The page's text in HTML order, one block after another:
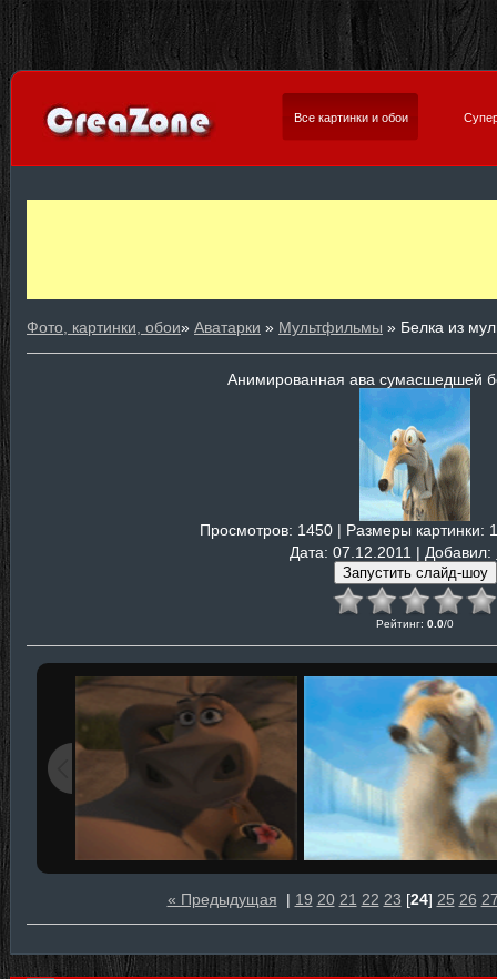
Все картинки и обои
Фото, картинки, обои» Аватарки » Мультфильмы » Белка из
Анимированная ава сумасшедшей
Просмотров: 1450 | Размеры картинки:
Дата: 07.12.2011 | Добавил:
Рейтинг: 0.0/0
« Предыдущая | 19 20 21 22 23 [24] 25 26